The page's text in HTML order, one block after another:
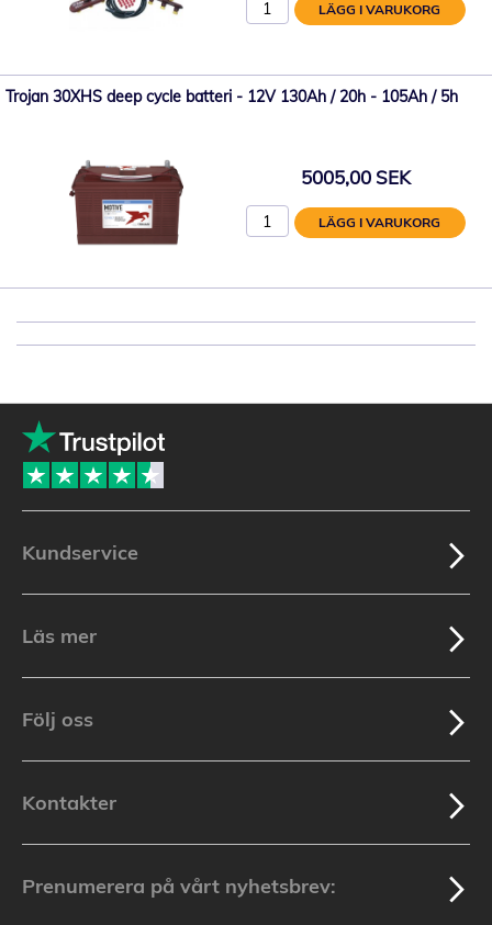
LÄGG I VARUKORG
Trojan 30XHS deep cycle batteri - 12V 130Ah / 20h - 105Ah / 5h
5005,00 SEK
LÄGG I VARUKORG
Kundservice
Läs mer
Följ oss
Kontakter
Prenumerera på vårt nyhetsbrev: